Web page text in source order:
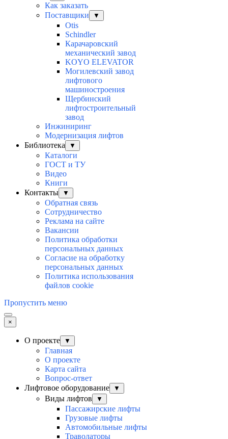
Как заказать
Поставщики
▼
Otis
Schindler
Карачаровский
механический завод
KOYO ELEVATOR
Могилевский завод
лифтового
машиностроения
Щербинский
лифтостроительный
завод
Инжиниринг
Модернизация лифтов
Библиотека
▼
Каталоги
ГОСТ и ТУ
Видео
Книги
Контакты
▼
Обратная связь
Сотрудничество
Реклама на сайте
Вакансии
Политика обработки
персональных данных
Согласие на обработку
персональных данных
Политика использования
файлов cookie
Пропустить меню
×
О проекте ▼
Главная
О проекте
Карта сайта
Вопрос-ответ
Лифтовое оборудование
▼
Виды лифтов ▼
Пассажирские лифты
Грузовые лифты
Автомобильные лифты
Траволаторы